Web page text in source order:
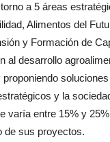
a 5 áreas
Alimentos del
y Formación de
al desarrollo
y la
varía entre 15% y
de sus proyectos.